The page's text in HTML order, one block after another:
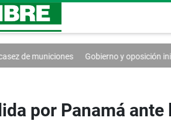
y oposición inician diálogo en
por Panamá ante